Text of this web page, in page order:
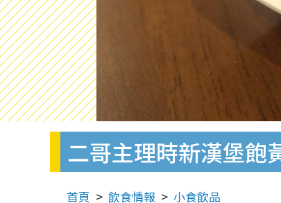
二哥主理時新漢堡
首頁 飲食情報 小食飲品